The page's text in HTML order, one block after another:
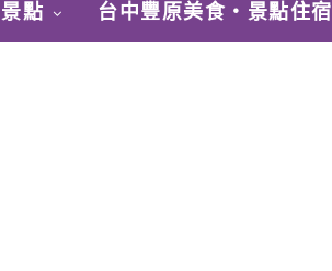
點 台中豐原美食‧景點住宿